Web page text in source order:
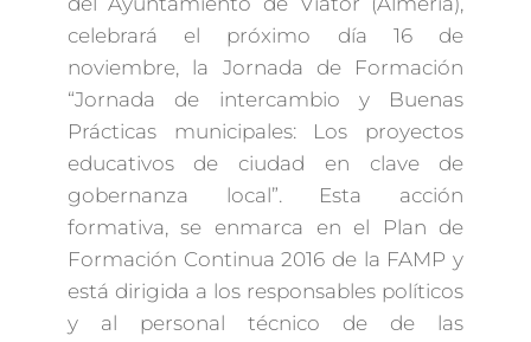
celebrará el próximo día 16 de
noviembre, la Jornada de Formación
“Jornada de intercambio y Buenas
Prácticas municipales: Los proyectos
educativos de ciudad en clave de
gobernanza local”. Esta acción
formativa, se enmarca en el Plan de
Formación Continua 2016 de la FAMP y
está dirigida a los responsables políticos
y al personal técnico de de las